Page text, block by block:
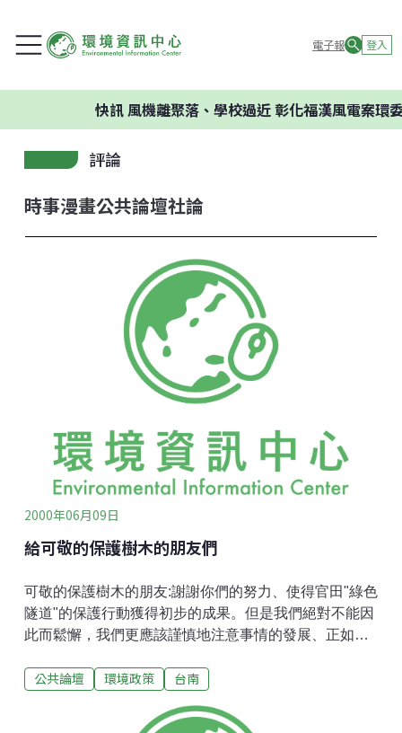
電子報 登入
快訊風機離聚落、學校過近 彰化福漢風電案環委建
評論
時事漫畫公共論壇社論
2000年06月09日
給可敬的保護樹木的朋友們
可敬的保護樹木的朋友:謝謝你們的努力、使得官田"綠色
隧道"的保護行動獲得初步的成果。但是我們絕對不能因
此而鬆懈，我們更應該謹慎地注意事情的發展、正如您
道也岌岌可危、面臨砍伐的命運！事實上我們要走的路
對的問題是一個比"砍"與"不砍"更複雜的問題，始作俑者
公共論壇 環境政策 台南